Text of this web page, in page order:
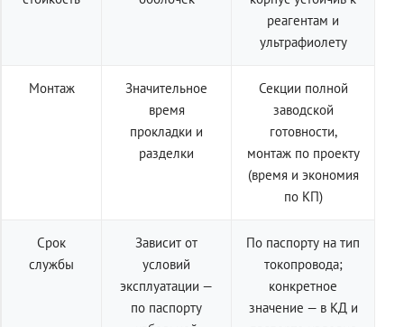
реагентам и
ультрафиолету
Монтаж
Значительное
время
прокладки и
разделки
Секции полной
заводской
готовности,
монтаж по проекту
(время и экономия
по КП)
Срок
службы
Зависит от
условий
эксплуатации —
по паспорту
По паспорту на тип
токопровода;
конкретное
значение — в КД и